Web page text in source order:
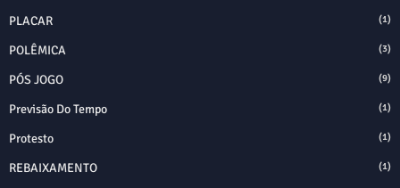
PLACAR (1)
POLÊMICA (3)
PÓS JOGO (9)
Previsão Do Tempo (1)
Protesto (1)
REBAIXAMENTO (1)